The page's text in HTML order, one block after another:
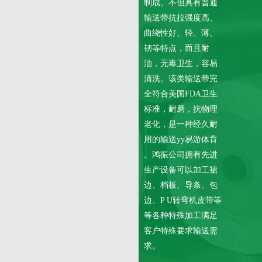
制成。不但具有普通
输送带抗拉强度高、
曲绕性好、轻、薄、
韧等特点，而且耐
油，无毒卫生，容易
清洗。该类输送带完
全符合美国FDA卫生
标准，耐磨，抗物理
老化，是一种经久耐
用的输送yy易游体育
。鸿振公司拥有先进
生产设备可以加工裙
边、档板、导条、包
边、P U转弯机皮带等
等各种特殊加工满足
客户特殊要求输送需
求。